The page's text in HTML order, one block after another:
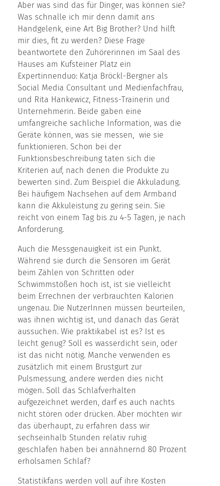
Aber was sind das für Dinger, was können sie?
Was schnalle ich mir denn damit ans
Handgelenk, eine Art Big Brother? Und hilft
mir dies, fit zu werden? Diese Frage
beantwortete den Zuhörerinnen im Saal des
Hauses am Kufsteiner Platz ein
Expertinnenduo: Katja Bröckl-Bergner als
Social Media Consultant und Medienfachfrau,
und Rita Hankewicz, Fitness-Trainerin und
Unternehmerin. Beide gaben eine
umfangreiche sachliche Information, was die
Geräte können, was sie messen, wie sie
funktionieren. Schon bei der
Funktionsbeschreibung taten sich die
Kriterien auf, nach denen die Produkte zu
bewerten sind. Zum Beispiel die Akkuladung.
Bei häufigem Nachsehen auf dem Armband
kann die Akkuleistung zu gering sein. Sie
reicht von einem Tag bis zu 4-5 Tagen, je nach
Anforderung.
Auch die Messgenauigkeit ist ein Punkt.
Während sie durch die Sensoren im Gerät
beim Zählen von Schritten oder
Schwimmstößen hoch ist, ist sie vielleicht
beim Errechnen der verbrauchten Kalorien
ungenau. Die NutzerInnen müssen beurteilen,
was ihnen wichtig ist, und danach das Gerät
aussuchen. Wie praktikabel ist es? Ist es
leicht genug? Soll es wasserdicht sein, oder
ist das nicht nötig. Manche verwenden es
zusätzlich mit einem Brustgurt zur
Pulsmessung, andere werden dies nicht
mögen. Soll das Schlafverhalten
aufgezeichnet werden, darf es auch nachts
nicht stören oder drücken. Aber möchten wir
das überhaupt, zu erfahren dass wir
sechseinhalb Stunden relativ ruhig
geschlafen haben bei annähnernd 80 Prozent
erholsamen Schlaf?
Statistikfans werden voll auf ihre Kosten